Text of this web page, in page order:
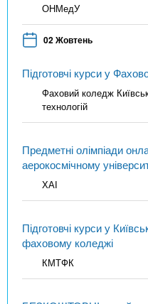
ОНМедУ
02 Жовтень
Підготовчі курси у
Фаховий коледж
технологій
Предметні олімпіади
аерокосмічному
ХАІ
Підготовчі курси у
фаховому коледжі
КМТФК